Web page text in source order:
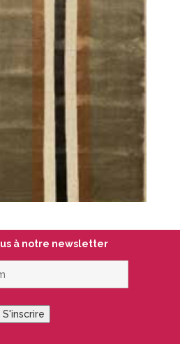
à notre newsletter
S'inscrire